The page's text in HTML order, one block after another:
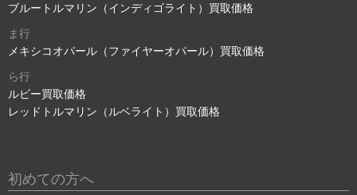
ブルートルマリン（インディゴライト）買取価格
ま行
メキシコオパール（ファイヤーオパール）買取価格
ら行
ルビー買取価格
レッドトルマリン（ルベライト）買取価格
初めての方へ